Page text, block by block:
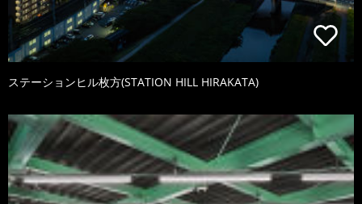
ステーションヒル枚方(STATION HILL HIRAKATA)